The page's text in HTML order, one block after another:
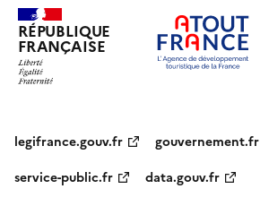
RÉPUBLIQUE
FRANÇAISE
legifrance.gouv.fr
gouvernement.fr
service-public.fr
data.gouv.fr